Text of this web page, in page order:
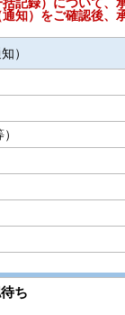
記録）について、
知）をご確認後
）
ち